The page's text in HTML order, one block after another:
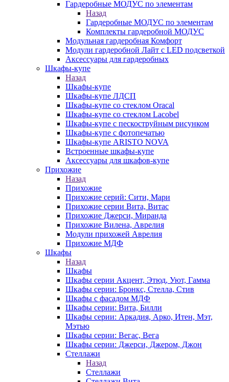
Гардеробные МОДУС по элементам
Назад
Гардеробные МОДУС по элементам
Комплекты гардеробной МОДУС
Модульная гардеробная Комфорт
Модули гардеробной Лайт с LED подсветкой
Аксессуары для гардеробных
Шкафы-купе
Назад
Шкафы-купе
Шкафы-купе ЛДСП
Шкафы-купе со стеклом Oracal
Шкафы-купе со стеклом Lacobel
Шкафы-купе с пескоструйным рисунком
Шкафы-купе с фотопечатью
Шкафы-купе ARISTO NOVA
Встроенные шкафы-купе
Аксессуары для шкафов-купе
Прихожие
Назад
Прихожие
Прихожие серий: Сити, Мари
Прихожие серии Вита, Витас
Прихожие Джерси, Миранда
Прихожие Вилена, Аврелия
Модули прихожей Аврелия
Прихожие МДФ
Шкафы
Назад
Шкафы
Шкафы серии Акцент, Этюд, Уют, Гамма
Шкафы серии: Бронкс, Стелла, Стив
Шкафы с фасадом МДФ
Шкафы серии: Вита, Билли
Шкафы серии: Аркадия, Арко, Итен, Мэт,
Мэтью
Шкафы серии: Вегас, Вега
Шкафы серии: Джерси, Джером, Джон
Стеллажи
Назад
Стеллажи